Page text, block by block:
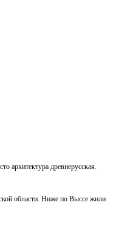
архитектура древнерусская.
области. Ниже по Выссе жили